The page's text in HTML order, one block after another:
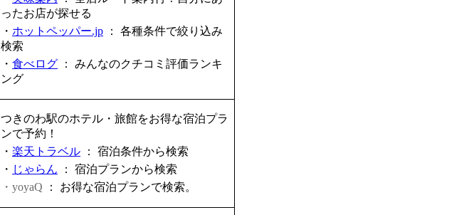
ったお店が探せる
・ ホットペッパー.jp ： 各種条件で絞り込み
検索
・ 食べログ ： みんなのクチコミ評価ランキ
ング
つきのわ駅のホテル・旅館をお得な宿泊プラ
ンで予約！
・ 楽天トラベル ： 宿泊条件から検索
・ じゃらん ： 宿泊プランから検索
・yoyaQ ： お得な宿泊プランで検索。